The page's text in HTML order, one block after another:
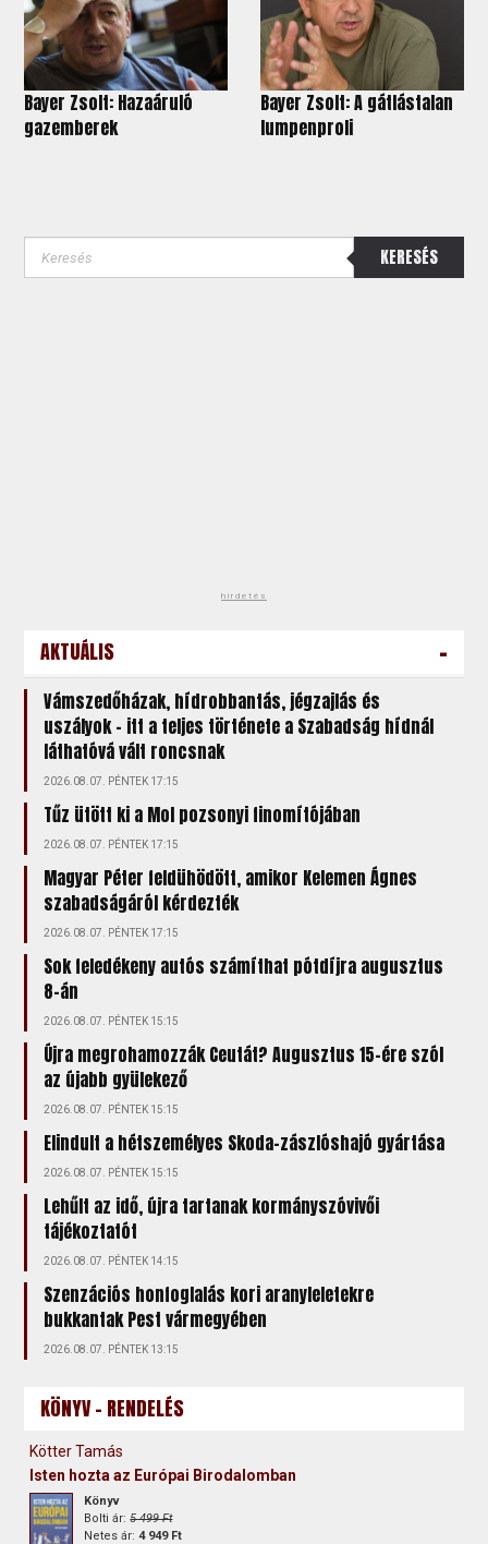
Bayer Zsolt: Hazaáruló
gazemberek
Bayer Zsolt: A gátlástalan
lumpenproli
KERESÉS
hirdetés
AKTUÁLIS -
Vámszedőházak, hídrobbantás, jégzajlás és
uszályok – itt a teljes története a Szabadság hídnál
láthatóvá vált roncsnak
2026.08.07. PÉNTEK 17:15
Tűz ütött ki a Mol pozsonyi finomítójában
2026.08.07. PÉNTEK 17:15
Magyar Péter feldühödött, amikor Kelemen Ágnes
szabadságáról kérdezték
2026.08.07. PÉNTEK 17:15
Sok feledékeny autós számíthat pótdíjra augusztus
8-án
2026.08.07. PÉNTEK 15:15
Újra megrohamozzák Ceutát? Augusztus 15-ére szól
az újabb gyülekező
2026.08.07. PÉNTEK 15:15
Elindult a hétszemélyes Skoda-zászlóshajó gyártása
2026.08.07. PÉNTEK 15:15
Lehűlt az idő, újra tartanak kormányszóvivői
tájékoztatót
2026.08.07. PÉNTEK 14:15
Szenzációs honfoglalás kori aranyleletekre
bukkantak Pest vármegyében
2026.08.07. PÉNTEK 13:15
KÖNYV - RENDELÉS
Kötter Tamás
Isten hozta az Európai Birodalomban
Könyv
Bolti ár:5 499 Ft
Netes ár:4 949 Ft